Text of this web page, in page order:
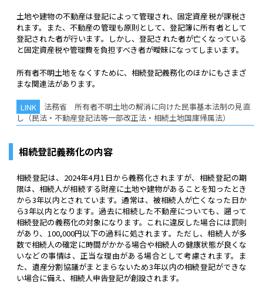
土地や建物の不動産は登記によって管理され、固定資産税が課税さ
れます。また、不動産の管理も原則として、登記簿に所有者として
登記された者が行います。しかし、登記された者が亡くなっている
と固定資産税や管理費を負担すべき者が曖昧になってしまいます。
所有者不明土地をなくすために、相続登記義務化のほかにもさまざ
まな関連法があります。
法務省 所有者不明土地の解消に向けた民事基本法制の見直
し（民法・不動産登記法等一部改正法・相続土地国庫帰属法）
相続登記義務化の内容
相続登記は、2024年4月1日から義務化されますが、相続登記の期
限は、相続人が相続する財産に土地や建物があることを知ったとき
から3年以内とされています。通常は、被相続人が亡くなった日か
ら3年以内となります。過去に相続した不動産についても、遡って
相続登記の義務化の対象になります。これに違反した場合には罰則
があり、100,000円以下の過料に処されます。ただし、相続人が多
数で相続人の確定に時間がかかる場合や相続人の健康状態が良くな
いなどの事情は、正当な理由がある場合として考慮されます。ま
た、遺産分割協議がまとまらないため3年以内の相続登記ができな
い場合に備え、相続人申告登記が創設されます。